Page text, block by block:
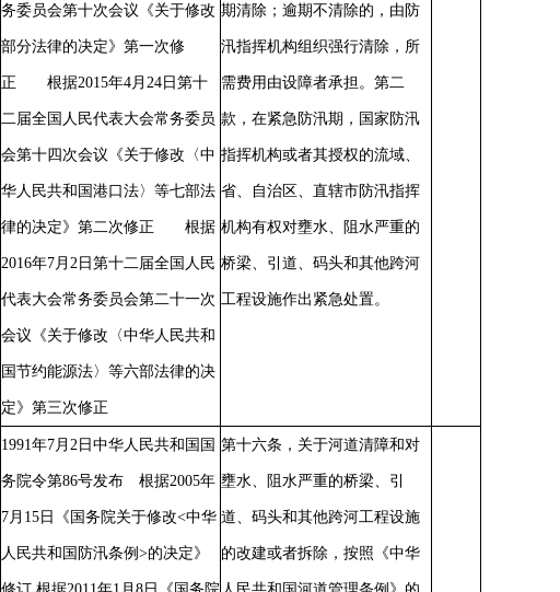
务委员会第十次会议《关于修改
部分法律的决定》第一次修
正 根据2015年4月24日第十
二届全国人民代表大会常务委员
会第十四次会议《关于修改〈中
华人民共和国港口法〉等七部法
律的决定》第二次修正 根据
2016年7月2日第十二届全国人民
代表大会常务委员会第二十一次
会议《关于修改〈中华人民共和
国节约能源法〉等六部法律的决
定》第三次修正
期清除；逾期不清除的，由防
汛指挥机构组织强行清除，所
需费用由设障者承担。第二
款，在紧急防汛期，国家防汛
指挥机构或者其授权的流域、
省、自治区、直辖市防汛指挥
机构有权对壅水、阻水严重的
桥梁、引道、码头和其他跨河
工程设施作出紧急处置。
1991年7月2日中华人民共和国国
务院令第86号发布 根据2005年
7月15日《国务院关于修改<中华
人民共和国防汛条例>的决定》
第十六条，关于河道清障和对
壅水、阻水严重的桥梁、引
道、码头和其他跨河工程设施
的改建或者拆除，按照《中华